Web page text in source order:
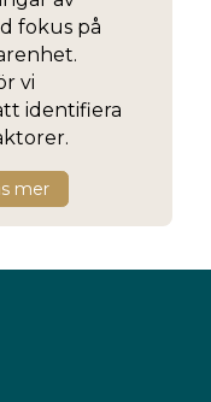
fokus på
vi
identifiera
mer